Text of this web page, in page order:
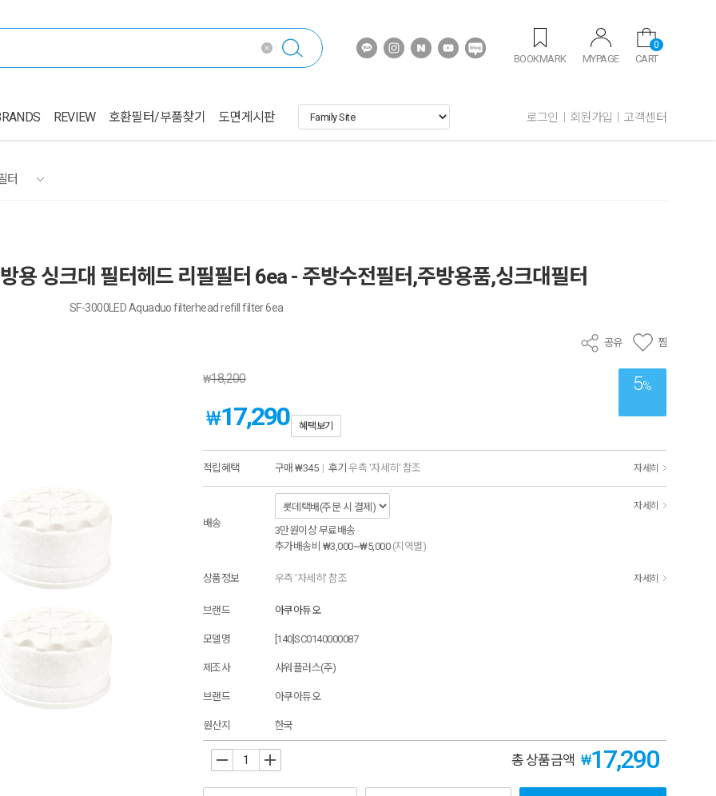
BOOKMARK MYPAGE CART
0
REVIEW 호환필터/부품찾기 도면게시판 로그인 회원가입 고객센터
터
용 싱크대 필터헤드 리필필터 6ea - 주방수전필터,주방용품,싱크대필터
SF-3000LED Aquaduo filterhead refill filter 6ea
공유 찜
5%
₩18,200
₩17,290 혜택보기
적립혜택 구매 ₩345 | 후기 우측 '자세히' 참조 자세히
배송
자세히
3만원이상 무료배송
추가배송비 ₩3,000~₩5,000 (지역별)
상품정보 우측 '자세히' 참조 자세히
브랜드 아쿠아듀오
모델명 [140]SC0140000087
제조사 샤워플러스(주)
브랜드 아쿠아듀오
원산지 한국
+ 총 상품금액 ₩17,290